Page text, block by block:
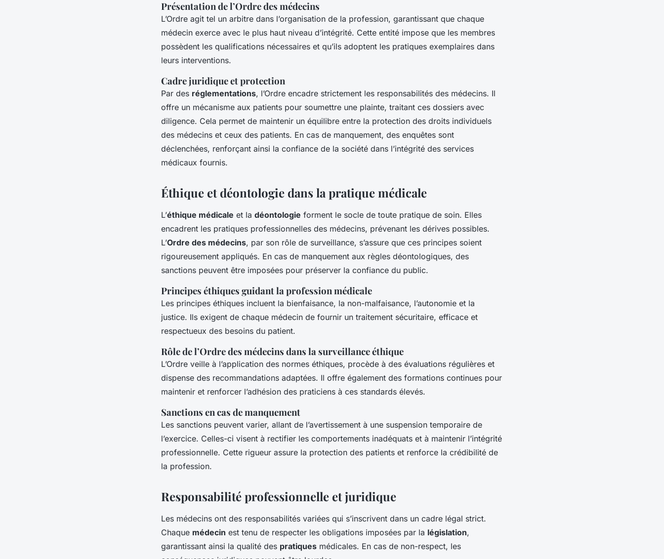
Présentation de l’Ordre des médecins
L’Ordre agit tel un arbitre dans l’organisation de la profession, garantissant que chaque
médecin exerce avec le plus haut niveau d’intégrité. Cette entité impose que les membres
possèdent les qualifications nécessaires et qu’ils adoptent les pratiques exemplaires dans
leurs interventions.
Cadre juridique et protection
Par des réglementations, l’Ordre encadre strictement les responsabilités des médecins. Il
offre un mécanisme aux patients pour soumettre une plainte, traitant ces dossiers avec
diligence. Cela permet de maintenir un équilibre entre la protection des droits individuels
des médecins et ceux des patients. En cas de manquement, des enquêtes sont
déclenchées, renforçant ainsi la confiance de la société dans l’intégrité des services
médicaux fournis.
Éthique et déontologie dans la pratique médicale
L’éthique médicale et la déontologie forment le socle de toute pratique de soin. Elles
encadrent les pratiques professionnelles des médecins, prévenant les dérives possibles.
L’Ordre des médecins, par son rôle de surveillance, s’assure que ces principes soient
rigoureusement appliqués. En cas de manquement aux règles déontologiques, des
sanctions peuvent être imposées pour préserver la confiance du public.
Principes éthiques guidant la profession médicale
Les principes éthiques incluent la bienfaisance, la non-malfaisance, l’autonomie et la
justice. Ils exigent de chaque médecin de fournir un traitement sécuritaire, efficace et
respectueux des besoins du patient.
Rôle de l’Ordre des médecins dans la surveillance éthique
L’Ordre veille à l’application des normes éthiques, procède à des évaluations régulières et
dispense des recommandations adaptées. Il offre également des formations continues pour
maintenir et renforcer l’adhésion des praticiens à ces standards élevés.
Sanctions en cas de manquement
Les sanctions peuvent varier, allant de l’avertissement à une suspension temporaire de
l’exercice. Celles-ci visent à rectifier les comportements inadéquats et à maintenir l’intégrité
professionnelle. Cette rigueur assure la protection des patients et renforce la crédibilité de
la profession.
Responsabilité professionnelle et juridique
Les médecins ont des responsabilités variées qui s’inscrivent dans un cadre légal strict.
Chaque médecin est tenu de respecter les obligations imposées par la législation,
garantissant ainsi la qualité des pratiques médicales. En cas de non-respect, les